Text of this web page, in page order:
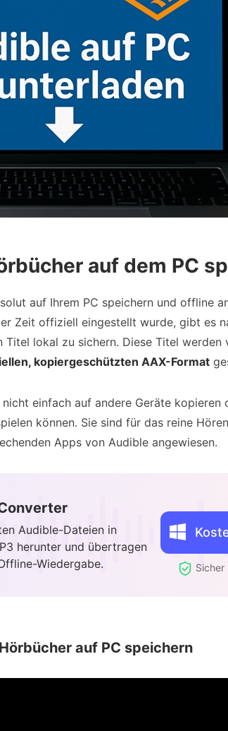
auf dem PC
auf Ihrem PC speichern und offline
Zeit offiziell eingestellt wurde, gibt es
Titel lokal zu sichern. Diese Titel werden
kopiergeschützten AAX-Format
einfach auf andere Geräte kopieren
können. Sie sind für das reine
Apps von Audible angewiesen.
Audible-Dateien in
herunter und übertragen
Wiedergabe.
Sicher
auf PC speichern